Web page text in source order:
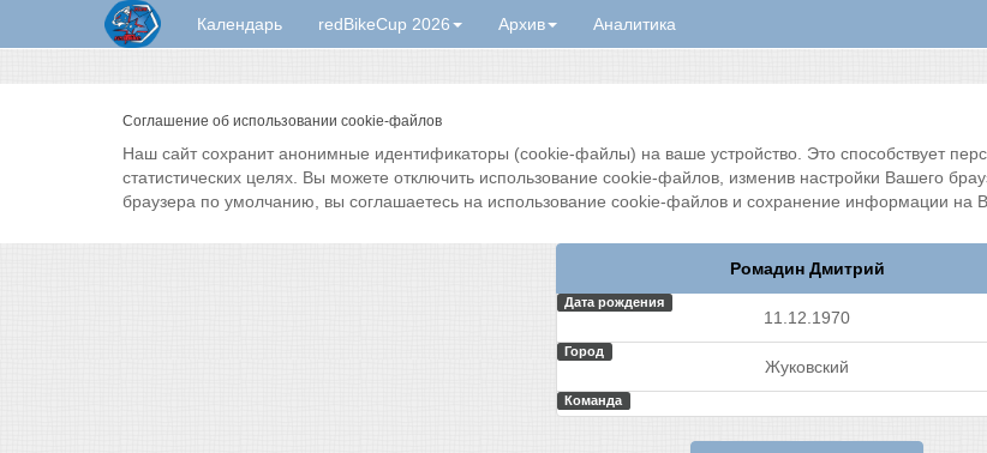
Календарь redBikeCup 2026 Архив Аналитика
Соглашение об использовании cookie-файлов
Наш сайт сохранит анонимные идентификаторы (cookie-файлы) на ваше устройство. Это способствует
статистических целях. Вы можете отключить использование cookie-файлов, изменив настройки Вашего
браузера по умолчанию, вы соглашаетесь на использование cookie-файлов и сохранение информации на
Ромадин Дмитрий
Дата рождения
11.12.1970
Город
Жуковский
Команда